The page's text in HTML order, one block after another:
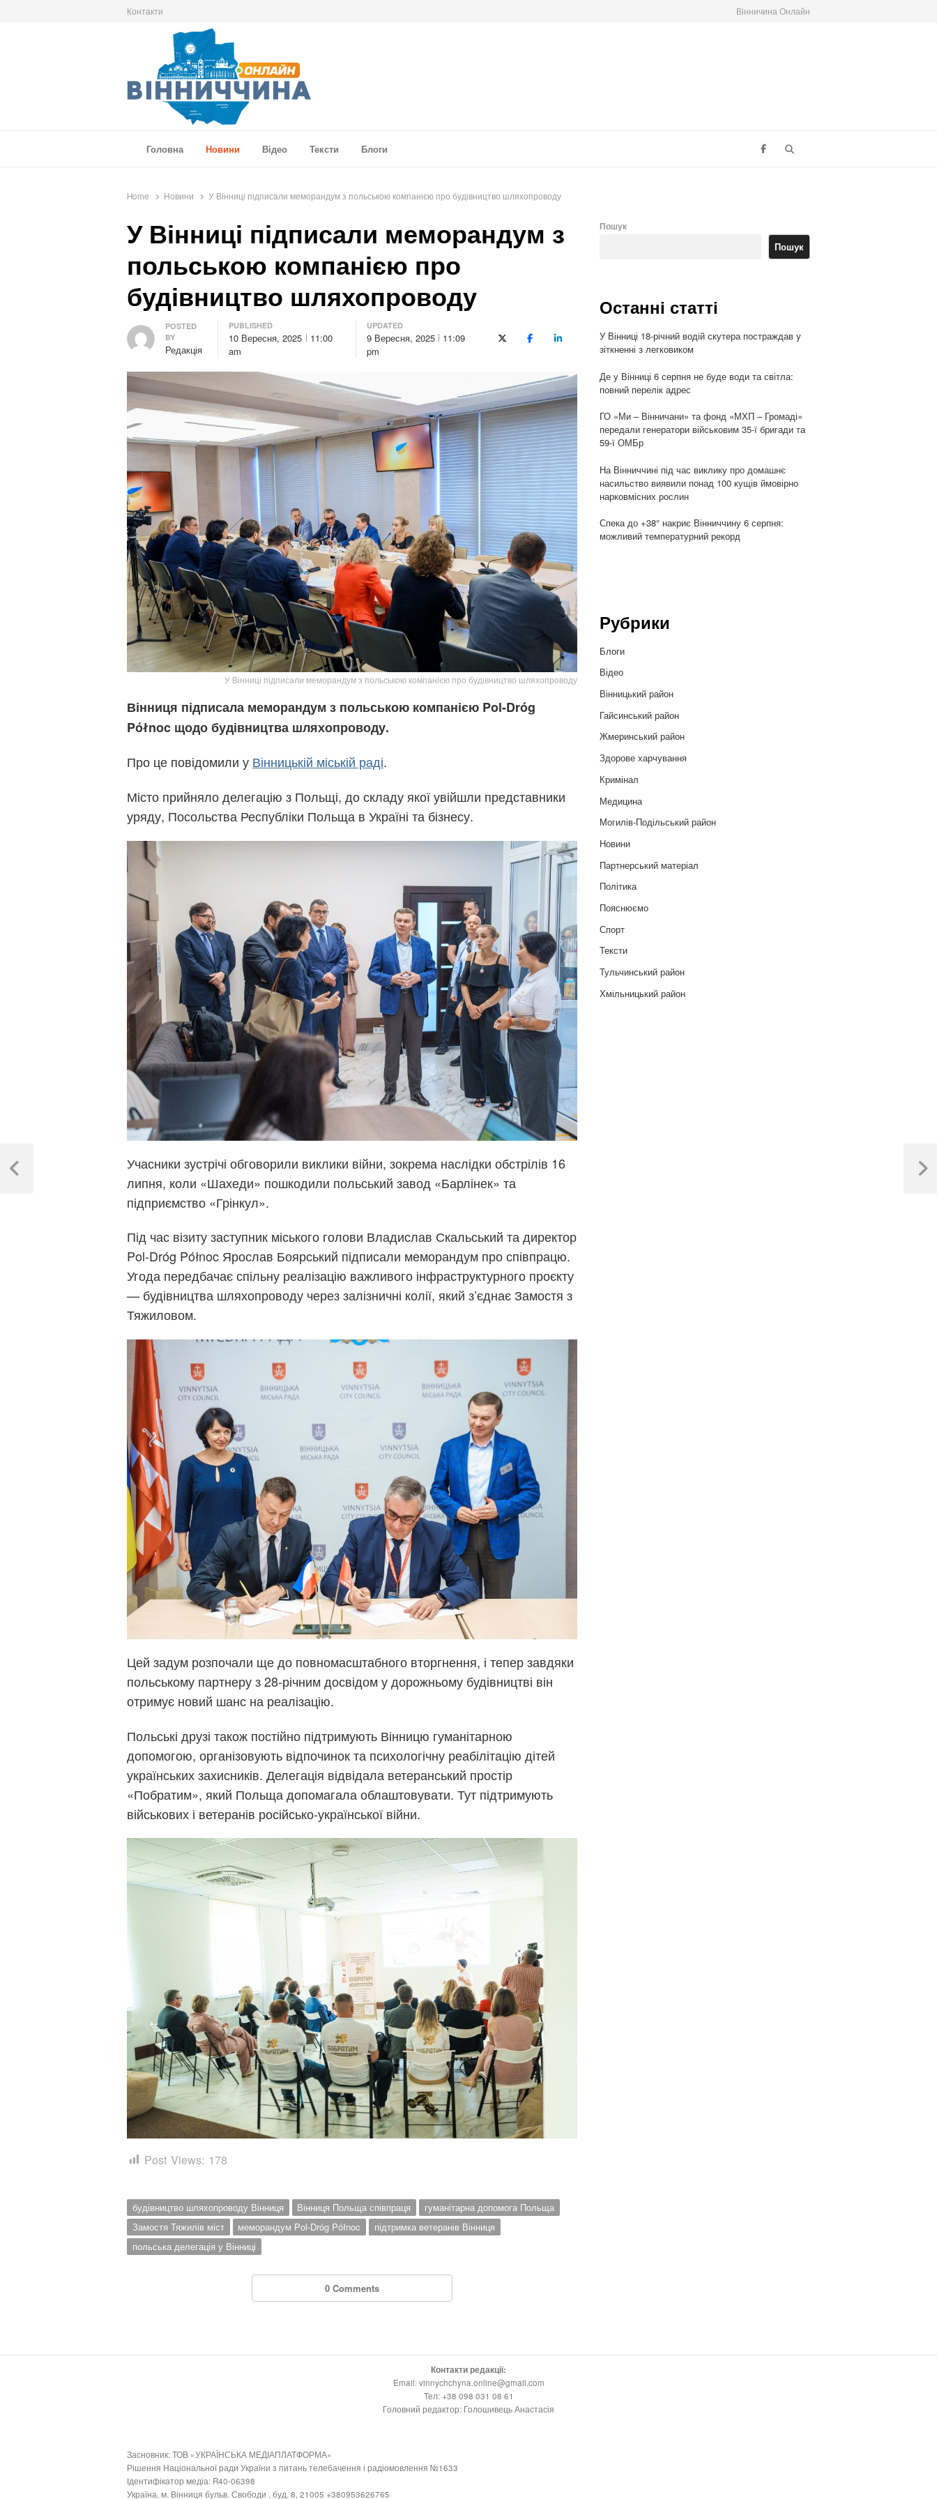
Контакти Вінничина Онлайн
Головна
Новини Відео Тексти Блоги
Home Новини У Вінниці підписали меморандум з польською компанією про будівництво шляхопроводу
У Вінниці підписали меморандум з
польською компанією про
будівництво шляхопроводу
Author
POSTED
BY
Редакція
PUBLISHED
10 Вересня, 2025
11:00
am
UPDATED
9 Вересня, 2025
11:09
pm
X (Twitter)FacebookLinkedIn
У Вінниці підписали меморандум з польською компанією про будівництво шляхопроводу
Вінниця підписала меморандум з польською компанією Pol-Dróg
Północ щодо будівництва шляхопроводу.
Про це повідомили у Вінницькій міській раді.
Місто прийняло делегацію з Польщі, до складу якої увійшли представники
уряду, Посольства Республіки Польща в Україні та бізнесу.
Учасники зустрічі обговорили виклики війни, зокрема наслідки обстрілів 16
липня, коли «Шахеди» пошкодили польський завод «Барлінек» та
підприємство «Грінкул».
Під час візиту заступник міського голови Владислав Скальський та директор
Pol-Dróg Północ Ярослав Боярський підписали меморандум про співпрацю.
Угода передбачає спільну реалізацію важливого інфраструктурного проєкту
— будівництва шляхопроводу через залізничні колії, який з’єднає Замостя з
Тяжиловом.
Цей задум розпочали ще до повномасштабного вторгнення, і тепер завдяки
польському партнеру з 28-річним досвідом у дорожньому будівництві він
отримує новий шанс на реалізацію.
Польські друзі також постійно підтримують Вінницю гуманітарною
допомогою, організовують відпочинок та психологічну реабілітацію дітей
українських захисників. Делегація відвідала ветеранський простір
«Побратим», який Польща допомагала облаштовувати. Тут підтримують
військових і ветеранів російсько-української війни.
Post Views: 178
будівництво шляхопроводу Вінниця Вінниця Польща співпраця
гуманітарна допомога Польща
Замостя Тяжилів міст
меморандум Pol-Dróg Północ
підтримка ветеранів Вінниця
польська делегація у Вінниці
0 Comments
записів
Previous
Next
Пошук
Пошук
Останні статті
У Вінниці 18-річний водій скутера постраждав у
зіткненні з легковиком
Де у Вінниці 6 серпня не буде води та світла:
повний перелік адрес
ГО «Ми – Вінничани» та фонд «МХП – Громаді»
передали генератори військовим 35-ї бригади та
59-ї ОМБр
На Вінниччині під час виклику про домашнє
насильство виявили понад 100 кущів ймовірно
нарковмісних рослин
Спека до +38° накриє Вінниччину 6 серпня:
можливий температурний рекорд
Рубрики
Блоги
Відео
Вінницький район
Гайсинський район
Жмеринський район
Здорове харчування
Кримінал
Медицина
Могилів-Подільський район
Новини
Партнерський матеріал
Політика
Пояснюємо
Спорт
Тексти
Тульчинський район
Хмільницький район
Контакти редакції:
Email: vinnychchyna.online@gmail.com
Тел: +38 098 031 08 61
Головний редактор: Голошивець Анастасія
Засновник: ТОВ «УКРАЇНСЬКА МЕДІАПЛАТФОРМА»
Рішення Національної ради України з питань телебачення і радіомовлення №1633
Ідентифікатор медіа: R40-06398
Україна, м. Вінниця бульв. Свободи , буд. 8, 21005 +380953626765